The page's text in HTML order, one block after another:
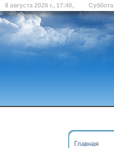
8 августа 2026 г., 17:40, Суббота
Главная